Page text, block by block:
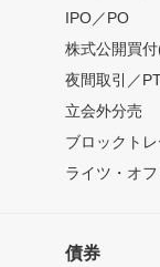
IPO／PO
株式公開買
夜間取引／
立会外分売
ブロックトレ
ライツ・オ
債券